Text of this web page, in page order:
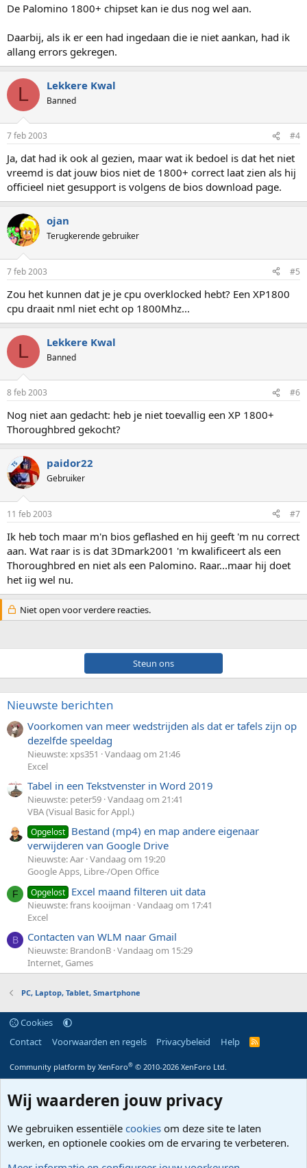
De Palomino 1800+ chipset kan ie dus nog wel aan.
Daarbij, als ik er een had ingedaan die ie niet aankan, had ik
allang errors gekregen.
L Lekkere Kwal
Banned
7 feb 2003 #4
Ja, dat had ik ook al gezien, maar wat ik bedoel is dat het niet
vreemd is dat jouw bios niet de 1800+ correct laat zien als hij
officieel niet gesupport is volgens de bios download page.
ojan
Terugkerende gebruiker
7 feb 2003 #5
Zou het kunnen dat je je cpu overklocked hebt? Een XP1800
cpu draait nml niet echt op 1800Mhz...
L Lekkere Kwal
Banned
8 feb 2003 #6
Nog niet aan gedacht: heb je niet toevallig een XP 1800+
Thoroughbred gekocht?
TS paidor22
Gebruiker
11 feb 2003 #7
Ik heb toch maar m'n bios geflashed en hij geeft 'm nu correct
aan. Wat raar is is dat 3Dmark2001 'm kwalificeert als een
Thoroughbred en niet als een Palomino. Raar...maar hij doet
het iig wel nu.
Niet open voor verdere reacties.
Steun ons
Nieuwste berichten
Voorkomen van meer wedstrijden als dat er tafels zijn op
dezelfde speeldag
Nieuwste: xps351
Vandaag om 21:46
Excel
Tabel in een Tekstvenster in Word 2019
Nieuwste: peter59 Vandaag om 21:41
VBA (Visual Basic for Appl.)
Opgelost Bestand (mp4) en map andere eigenaar
verwijderen van Google Drive
Nieuwste: Aar Vandaag om 19:20
Google Apps, Libre-/Open Office
F Opgelost Excel maand filteren uit data
Nieuwste: frans kooijman Vandaag om 17:41
Excel
B Contacten van WLM naar Gmail
Nieuwste: BrandonB Vandaag om 15:29
Internet, Games
PC, Laptop, Tablet, Smartphone
Cookies
Contact
Voorwaarden en regels Privacybeleid Help
R
Community platform by XenForo® © 2010-2026 XenForo Ltd.
Wij waarderen jouw privacy
We gebruiken essentiële cookies om deze site te laten
werken, en optionele cookies om de ervaring te verbeteren.